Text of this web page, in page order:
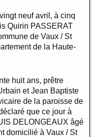
neuf avril, à cinq
Quirin PASSERAT
de Vaux / St
de la Haute-
huit ans, prêtre
et Jean Baptiste
de la paroisse de
que ce jour à
DELONGEAUX âgé
domicilié à Vaux / St